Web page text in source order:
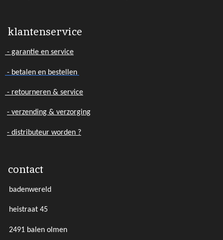
2
s
e
e
klantenservice
- garantie en service
- betalen en bestellen
- retourneren & service
- verzending & verzorging
- distributeur worden ?
contact
badenwereld
heistraat 45
2491 balen olmen